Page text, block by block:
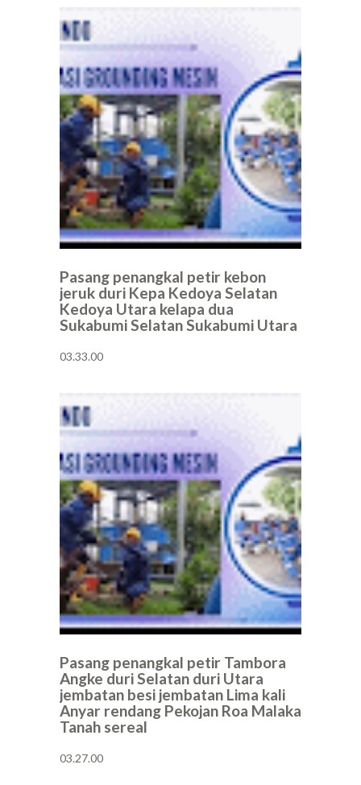
Pasang penangkal petir kebon
jeruk duri Kepa Kedoya Selatan
Kedoya Utara kelapa dua
Sukabumi Selatan Sukabumi Utara
03.33.00
Pasang penangkal petir Tambora
Angke duri Selatan duri Utara
jembatan besi jembatan Lima kali
Anyar rendang Pekojan Roa Malaka
Tanah sereal
03.27.00